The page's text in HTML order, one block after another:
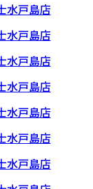
水戸島店
水戸島店
水戸島店
水戸島店
水戸島店
水戸島店
水戸島店